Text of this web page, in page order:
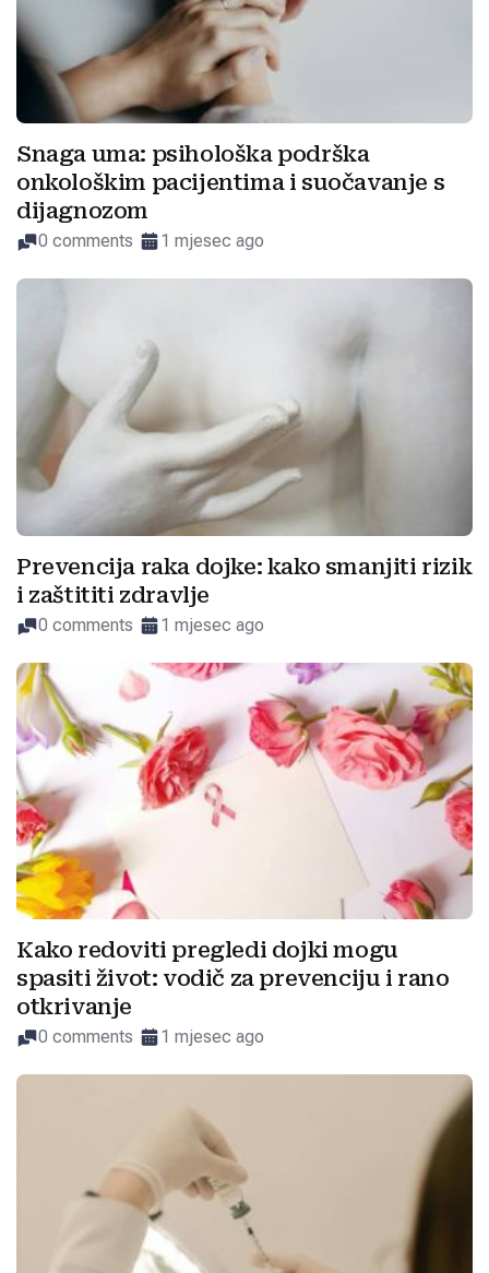
Snaga uma: psihološka podrška
onkološkim pacijentima i suočavanje s
dijagnozom
0 comments 1 mjesec ago
Prevencija raka dojke: kako smanjiti rizik
i zaštititi zdravlje
0 comments 1 mjesec ago
Kako redoviti pregledi dojki mogu
spasiti život: vodič za prevenciju i rano
otkrivanje
0 comments 1 mjesec ago